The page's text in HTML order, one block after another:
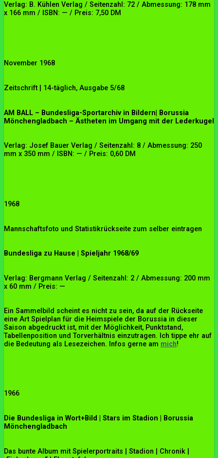
Verlag: B. Kühlen Verlag / Seitenzahl: 72 / Abmessung: 178 mm
x 166 mm / ISBN: — / Preis: 7,50 DM
November 1968
Zeitschrift | 14-täglich, Ausgabe 5/68
AM BALL – Bundesliga-Sportarchiv in Bildern| Borussia
Mönchengladbach – Ästheten im Umgang mit der Lederkugel
Verlag: Josef Bauer Verlag / Seitenzahl: 8 / Abmessung: 250
mm x 350 mm / ISBN: — / Preis: 0,60 DM
1968
Mannschaftsfoto und Statistikrückseite zum selber eintragen
Bundesliga zu Hause | Spieljahr 1968/69
Verlag: Bergmann Verlag / Seitenzahl: 2 / Abmessung: 200 mm
x 60 mm / Preis: —
Ein Sammelbild scheint es nicht zu sein, da auf der Rückseite
eine Art Spielplan für die Heimspiele der Borussia in dieser
Saison abgedruckt ist, mit der Möglichkeit, Punktstand,
Tabellenposition und Torverhältnis einzutragen. Ich tippe ehr auf
die Bedeutung als Lesezeichen. Infos gerne am mich!
1966
Die Bundesliga in Wort+Bild | Stars im Stadion | Borussia
Mönchengladbach
Das bunte Album mit Spielerportraits | Stadion | Chronik |